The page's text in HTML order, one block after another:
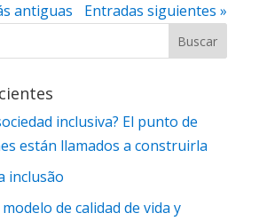
antiguas Entradas siguientes »
inclusiva? El punto de
están llamados a construirla
inclusão
de calidad de vida y